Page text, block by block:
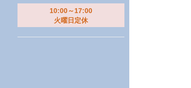
10:00～17:00
火曜日定休